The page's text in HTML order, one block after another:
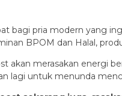
bagi pria modern yang
BPOM dan Halal,
akan merasakan energi
lagi untuk menunda